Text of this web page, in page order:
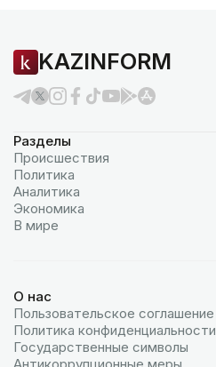
KAZINFORM
Разделы
Происшествия
Политика
Аналитика
Экономика
В мире
О нас
Пользовательское соглашение
Политика конфиденциальности
Государственные символы